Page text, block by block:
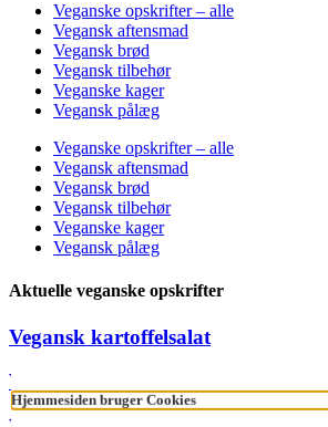
Veganske opskrifter – alle
Vegansk aftensmad
Vegansk brød
Vegansk tilbehør
Veganske kager
Vegansk pålæg
Veganske opskrifter – alle
Vegansk aftensmad
Vegansk brød
Vegansk tilbehør
Veganske kager
Vegansk pålæg
Aktuelle veganske opskrifter
Vegansk kartoffelsalat
Vegansk dressing
Hjemmesiden bruger Cookies